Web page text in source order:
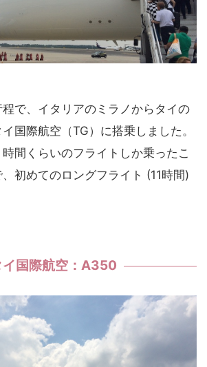
で、イタリアのミラノからタイの
国際航空（TG）に搭乗しました。
間くらいのフライトしか乗ったこ
初めてのロングフライト (11時間)
イ国際航空：A350